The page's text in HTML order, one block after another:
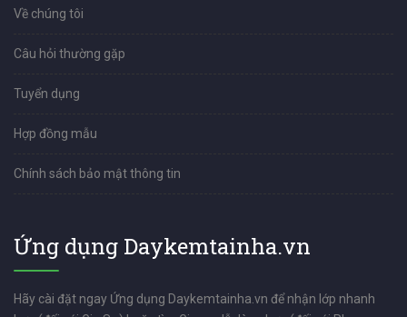
Về chúng tôi
Câu hỏi thường gặp
Tuyển dụng
Hợp đồng mẫu
Chính sách bảo mật thông tin
Ứng dụng Daykemtainha.vn
Hãy cài đặt ngay Ứng dụng Daykemtainha.vn để nhận lớp nhanh